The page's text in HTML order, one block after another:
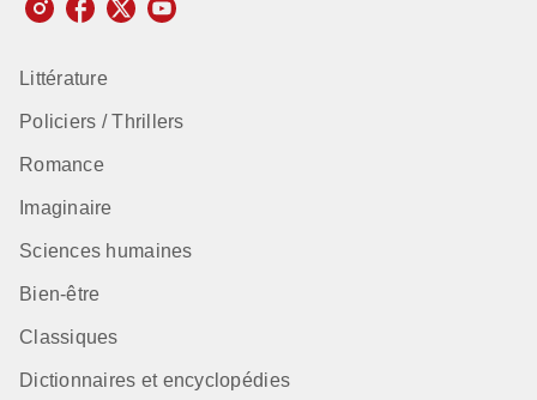
Littérature
Policiers / Thrillers
Romance
Imaginaire
Sciences humaines
Bien-être
Classiques
Dictionnaires et encyclopédies